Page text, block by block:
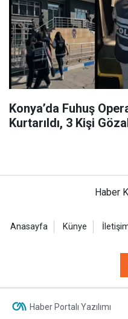
Konya’da Fuhuş
Kurtarıldı, 3 Kişi
Haber
Anasayfa Künye
Haber Portalı Yazılımı